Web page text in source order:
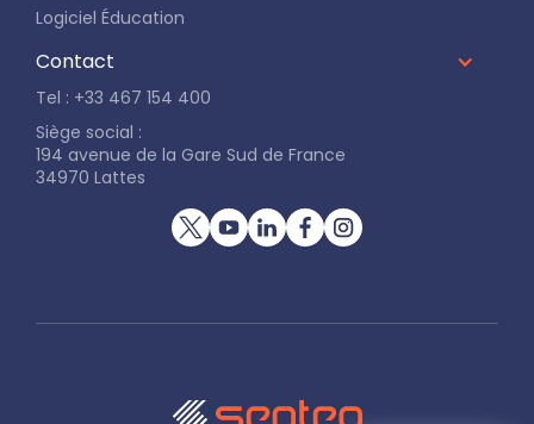
Logiciel Éducation
Contact
Tel : +33 467 154 400
Siège social :
194 avenue de la Gare Sud de France
34970 Lattes